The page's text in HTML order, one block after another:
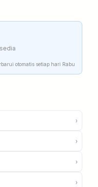
otomatis setiap hari Rabu
›
›
›
›